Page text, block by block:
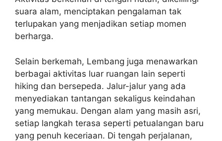
suara alam, menciptakan pengalaman tak
terlupakan yang menjadikan setiap momen
berharga.
Selain berkemah, Lembang juga menawarkan
berbagai aktivitas luar ruangan lain seperti
hiking dan bersepeda. Jalur-jalur yang ada
menyediakan tantangan sekaligus keindahan
yang memukau. Dengan alam yang masih asri,
setiap langkah terasa seperti petualangan baru
yang penuh keceriaan. Di tengah perjalanan,